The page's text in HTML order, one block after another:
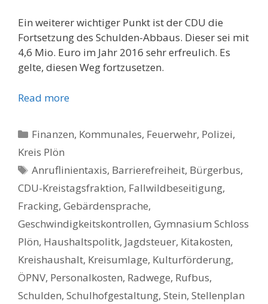
Ein weiterer wichtiger Punkt ist der CDU die
Fortsetzung des Schulden-Abbaus. Dieser sei mit
4,6 Mio. Euro im Jahr 2016 sehr erfreulich. Es
gelte, diesen Weg fortzusetzen.
Read more
Kategorien
Finanzen, Kommunales, Feuerwehr, Polizei,
Kreis Plön
Schlagwörter
Anruflinientaxis, Barrierefreiheit, Bürgerbus,
CDU-Kreistagsfraktion, Fallwildbeseitigung,
Fracking, Gebärdensprache,
Geschwindigkeitskontrollen, Gymnasium Schloss
Plön, Haushaltspolitk, Jagdsteuer, Kitakosten,
Kreishaushalt, Kreisumlage, Kulturförderung,
ÖPNV, Personalkosten, Radwege, Rufbus,
Schulden, Schulhofgestaltung, Stein, Stellenplan